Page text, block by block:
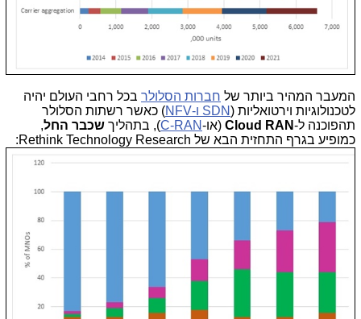
המעבר המהיר ביותר של חברות הסלולר בכל רחבי העולם יהיה
לטכנולוגיות וירטואליות (SDN ו-NFV
) כאשר רשתות הסלולר
תהפוכנה ל-Cloud RAN (או-C-RAN), בתהליך שכבר החל,
כמופיע בגרף התחזית הבא של Rethink Technology Research: